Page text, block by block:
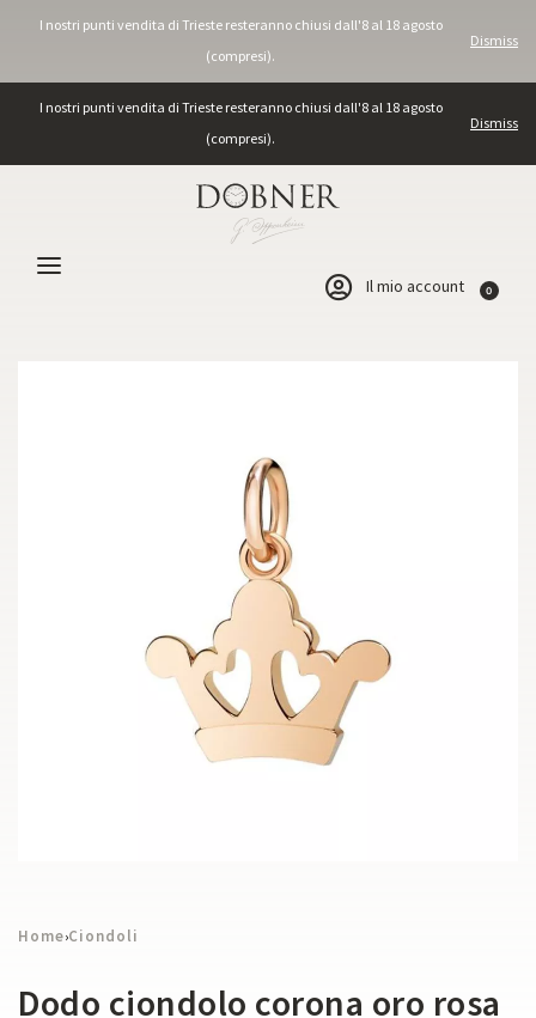
I nostri punti vendita di Trieste resteranno chiusi dall'8 al 18 agosto
(compresi).
Dismiss
I nostri punti vendita di Trieste resteranno chiusi dall'8 al 18 agosto
(compresi).
Dismiss
Il mio account 0
Home›Ciondoli
Dodo ciondolo corona oro rosa